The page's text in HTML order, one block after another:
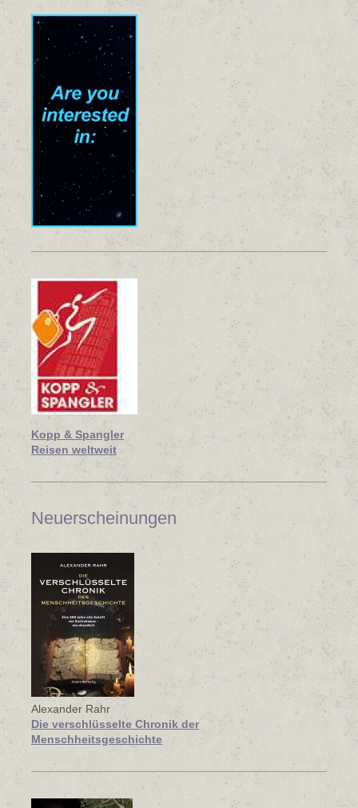
Kopp & Spangler
Reisen weltweit
Neuerscheinungen
Alexander Rahr
Die verschlüsselte Chronik der
Menschheitsgeschichte